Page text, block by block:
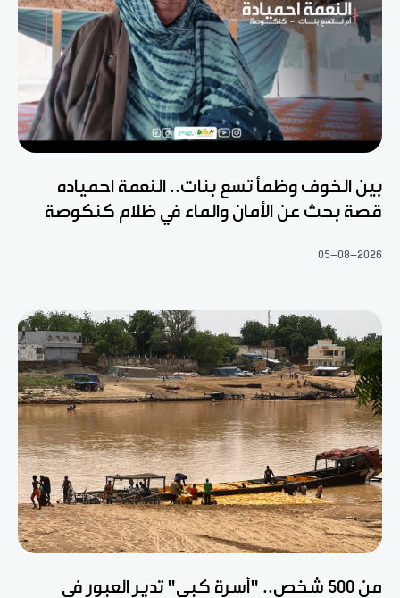
بين الخوف وظمأ تسع بنات.. النعمة احمياده
قصة بحث عن الأمان والماء في ظلام كنكوصة
05-08-2026
من 500 شخص.. "أسرة كبى" تدير العبور في